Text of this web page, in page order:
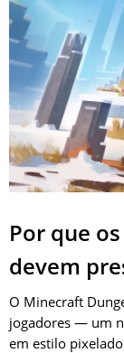
Por que
devem
O Minecraft
jogadores — um
em estilo